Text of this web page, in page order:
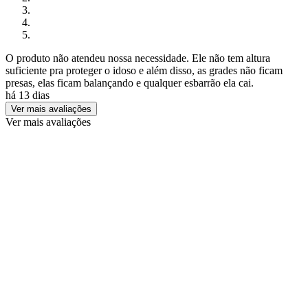
O produto não atendeu nossa necessidade. Ele não tem altura
suficiente pra proteger o idoso e além disso, as grades não ficam
presas, elas ficam balançando e qualquer esbarrão ela cai.
há 13 dias
Ver mais avaliações
Ver mais avaliações